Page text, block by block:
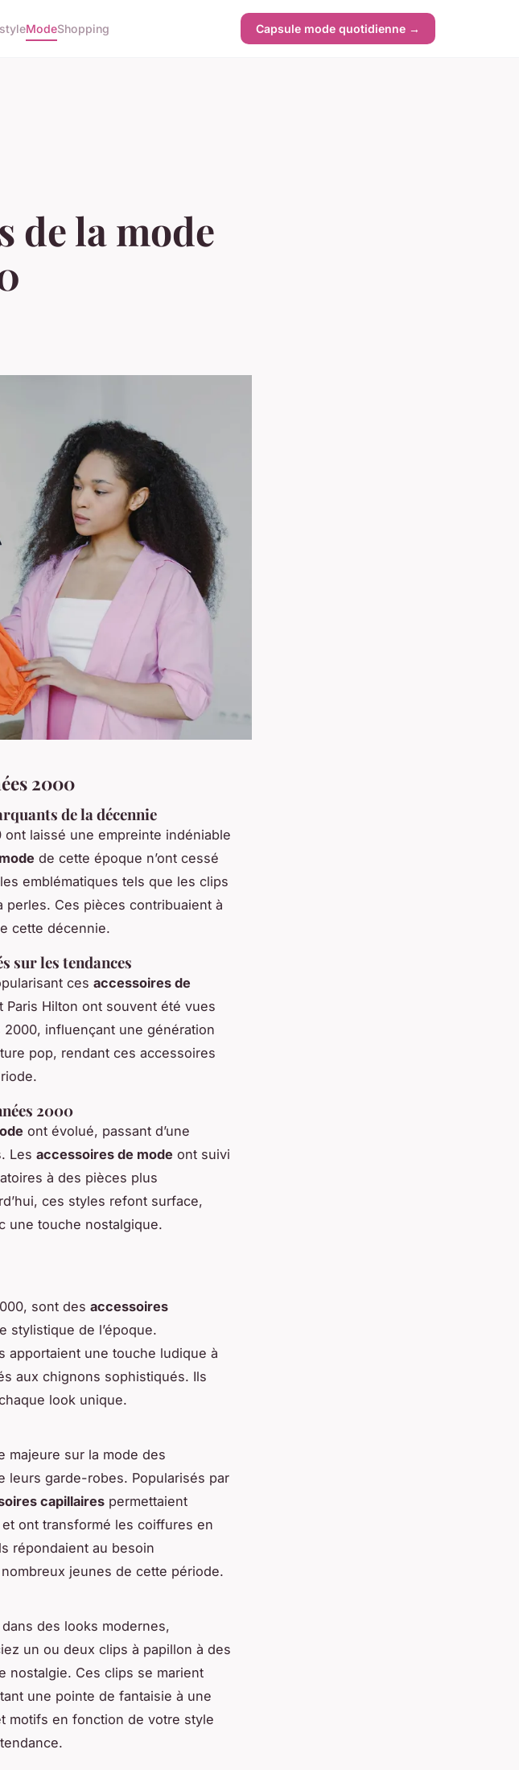
ModeShopping Capsule mode quotidienne →
de la mode
2000
de la décennie
laissé une empreinte indéniable
de cette époque n’ont cessé
emblématiques tels que les clips
Ces pièces contribuaient à
cette décennie.
sur les tendances
ces accessoires de
Paris Hilton ont souvent été vues
2000, influençant une génération
pop, rendant ces accessoires
2000
ont évolué, passant d’une
Les accessoires de mode ont suivi
à des pièces plus
ces styles refont surface,
une touche nostalgique.
sont des accessoires
stylistique de l’époque.
apportaient une touche ludique à
aux chignons sophistiqués. Ils
look unique.
majeure sur la mode des
leurs garde-robes. Popularisés par
capillaires permettaient
ont transformé les coiffures en
répondaient au besoin
jeunes de cette période.
dans des looks modernes,
un ou deux clips à papillon à des
nostalgie. Ces clips se marient
une pointe de fantaisie à une
motifs en fonction de votre style